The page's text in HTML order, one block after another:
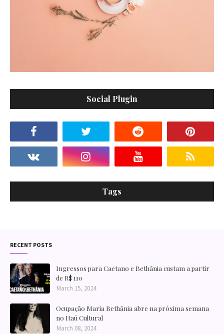
Social Plugin
Tags
RECENT POSTS
Ingressos para Caetano e Bethânia custam a partir
de R$ 110
March 15, 2024
Ocupação Maria Bethânia abre na próxima semana
no Itaú Cultural
March 08, 2024